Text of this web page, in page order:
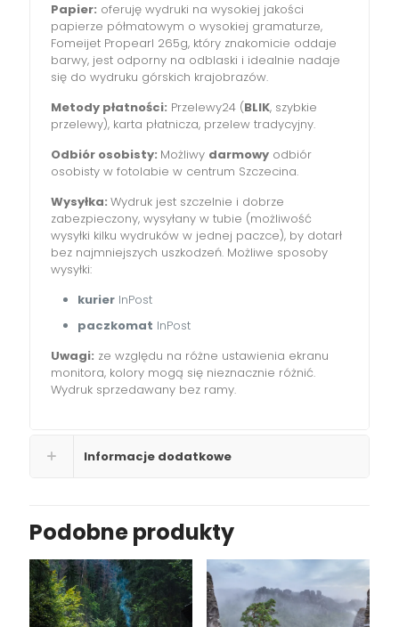
Papier: oferuję wydruki na wysokiej jakości
papierze półmatowym o wysokiej gramaturze,
Fomeijet Propearl 265g, który znakomicie oddaje
barwy, jest odporny na odblaski i idealnie nadaje
się do wydruku górskich krajobrazów.
Metody płatności: Przelewy24 (BLIK, szybkie
przelewy), karta płatnicza, przelew tradycyjny.
Odbiór osobisty: Możliwy darmowy odbiór
osobisty w fotolabie w centrum Szczecina.
Wysyłka:Wydruk jest szczelnie i dobrze
zabezpieczony, wysyłany w tubie (możliwość
wysyłki kilku wydruków w jednej paczce), by dotarł
bez najmniejszych uszkodzeń. Możliwe sposoby
wysyłki:
kurier InPost
paczkomat InPost
Uwagi: ze względu na różne ustawienia ekranu
monitora, kolory mogą się nieznacznie różnić.
Wydruk sprzedawany bez ramy.
Informacje dodatkowe
Podobne produkty